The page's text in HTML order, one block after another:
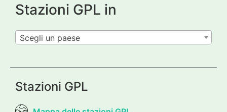
Stazioni GPL in
Scegli un paese
Stazioni GPL